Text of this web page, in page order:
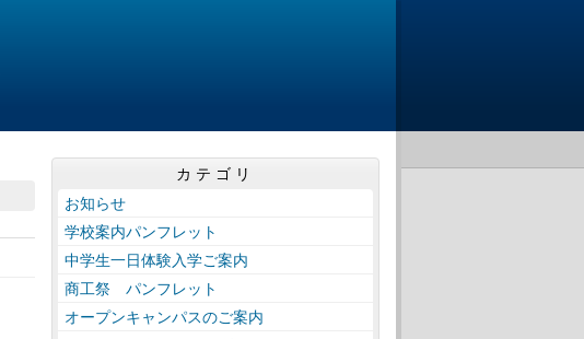
カテゴリ
お知らせ
学校案内パンフレット
中学生一日体験入学ご案内
商工祭 パンフレット
オープンキャンパスのご案内